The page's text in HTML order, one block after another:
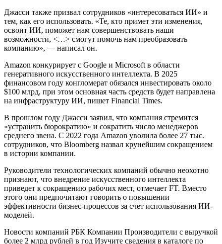
Джасси также призвал сотрудников «интересоваться ИИ» и
тем, как его использовать. «Те, кто примет эти изменения,
освоит ИИ, поможет нам совершенствовать наши
возможности, <…> смогут помочь нам преобразовать
компанию», — написал он.
Amazon конкурирует с Google и Microsoft в области
генеративного искусственного интеллекта. В 2025
финансовом году конгломерат обязался инвестировать около
$100 млрд, при этом основная часть средств будет направлена
на инфраструктуру ИИ, пишет Financial Times.
В прошлом году Джасси заявил, что компания стремится
«устранить бюрократию» и сократить число менеджеров
среднего звена. С 2022 года Amazon уволила более 27 тыс.
сотрудников, что Bloomberg назвал крунейшим сокращением
в истории компании.
Руководители технологических компаний обычно неохотно
признают, что внедрение искусственного интеллекта
приведет к сокращению рабочих мест, отмечает FT. Вместо
этого они предпочитают говорить о повышении
эффективности бизнес-процессов за счет использования ИИ-
моделей.
Новости компаний РБК Компании Производители с выручкой
более 2 млрд рублей в год Изучите сведения в каталоге по